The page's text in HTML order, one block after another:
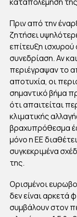
Πριν από την
ζητήσει
επίτευξη
συνεδρίαση. Αν
περιέγραψαν το
αποτυχία, οι
σημαντικό βήμα
ότι απαιτείται
κλιματικής
βραχυπρόθεσμα
μόνο η ΕΕ
συγκεκριμένα
της.
Ορισμένοι
δεν είναι αρκετά
συμβάλουν στον